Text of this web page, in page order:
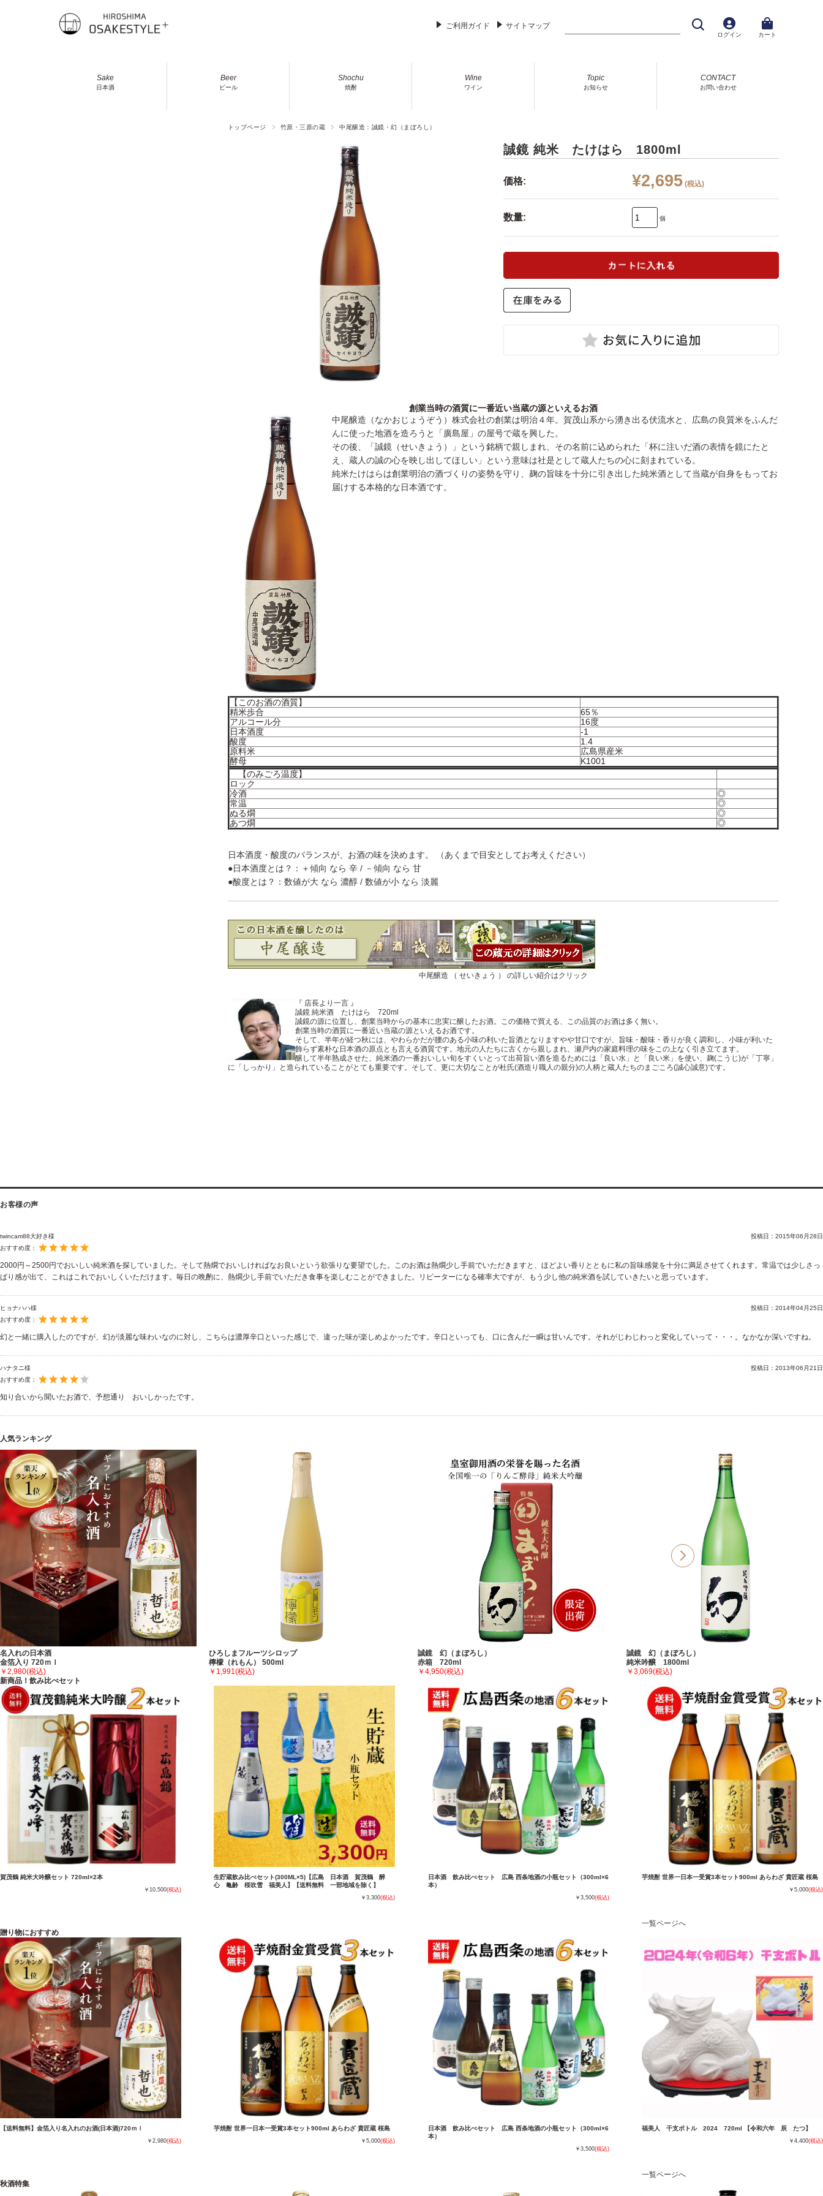
ご利用ガイド サイトマップ
ログイン カート
Sake
日本酒
Beer
ビール
Shochu
焼酎
Wine
ワイン
Topic
お知らせ
CONTACT
お問い合わせ
トップページ 竹原・三原の蔵 中尾醸造：誠鏡・幻（まぼろし）
誠鏡 純米 たけはら 1800ml
価格: ¥2,695 (税込)
数量: 個
創業当時の酒質に一番近い当蔵の源といえるお酒
中尾醸造（なかおじょうぞう）株式会社の創業は明治４年。賀茂山系から湧き出る伏流水と、広島の良質米をふんだ
んに使った地酒を造ろうと「廣島屋」の屋号で蔵を興した。
その後、「誠鏡（せいきょう）」という銘柄で親しまれ、その名前に込められた「杯に注いだ酒の表情を鏡にたと
え、蔵人の誠の心を映し出してほしい」という意味は社是として蔵人たちの心に刻まれている。
純米たけはらは創業明治の酒づくりの姿勢を守り、麹の旨味を十分に引き出した純米酒として当蔵が自身をもってお
届けする本格的な日本酒です。
【このお酒の酒質】
精米歩合
65％
アルコール分
16度
日本酒度
-1
酸度
1.4
原料米
広島県産米
酵母
K1001
【のみごろ温度】
ロック
冷酒
◎
常温
◎
ぬる燗
◎
あつ燗
◎
日本酒度・酸度のバランスが、お酒の味を決めます。 （あくまで目安としてお考えください）
●日本酒度とは？：＋傾向 なら 辛 / －傾向 なら 甘
●酸度とは？：数値が大 なら 濃醇 / 数値が小 なら 淡麗
中尾醸造 （ せいきょう ） の詳しい紹介はクリック
『 店長より一言 』
誠鏡 純米酒 たけはら 720ml
誠鏡の源に位置し、創業当時からの基本に忠実に醸したお酒。この価格で買える、この品質のお酒は多く無い。
創業当時の酒質に一番近い当蔵の源といえるお酒です。
そして、半年が経つ秋には、やわらかだが腰のある小味の利いた旨酒となりますやや甘口ですが、旨味・酸味・香りが良く調和し、小味が利いた
飾らず素朴な日本酒の原点とも言える酒質です。地元の人たちに古くから親しまれ、瀬戸内の家庭料理の味をこの上なく引き立てます。
醸して半年熟成させた、純米酒の一番おいしい旬をすくいとって出荷旨い酒を造るためには「良い水」と「良い米」を使い、麹(こうじ)が「丁寧」
に「しっかり」と造られていることがとても重要です。そして、更に大切なことが杜氏(酒造り職人の親分)の人柄と蔵人たちのまごころ(誠心誠意)です。
お客様の声
twincam88大好き様 投稿日： 2015年06月28日
おすすめ度：
2000円～2500円でおいしい純米酒を探していました。そして熱燗でおいしければなお良いという欲張りな要望でした。このお酒は熱燗少し手前でいただきますと、ほどよい香りとともに私の旨味感覚を十分に満足させてくれます。常温では少しさっ
ぱり感が出て、これはこれでおいしくいただけます。毎日の晩酌に、熱燗少し手前でいただき食事を楽しむことができました。リピーターになる確率大ですが、もう少し他の純米酒を試していきたいと思っています。
ヒョナハハ様 投稿日： 2014年04月25日
おすすめ度：
幻と一緒に購入したのですが、幻が淡麗な味わいなのに対し、こちらは濃厚辛口といった感じで、違った味が楽しめよかったです。辛口といっても、口に含んだ一瞬は甘いんです。それがじわじわっと変化していって・・・。なかなか深いですね。
ハナタニ様 投稿日： 2013年06月21日
おすすめ度：
知り合いから聞いたお酒で、予想通り おいしかったです。
人気ランキング
名入れの日本酒
金箔入り 720ｍｌ
￥2,980(税込)
ひろしまフルーツシロップ
檸檬（れもん） 500ml
￥1,991(税込)
誠鏡 幻（まぼろし）
赤箱 720ml
￥4,950(税込)
誠鏡 幻（まぼろし）
純米吟醸 1800ml
￥3,069(税込)
新商品！飲み比べセット
賀茂鶴 純米大吟醸セット 720ml×2本
￥10,500(税込)
生貯蔵飲み比べセット(300ML×5)【広島 日本酒 賀茂鶴 醉
心 亀齢 桜吹雪 福美人】【送料無料 一部地域を除く】
￥3,300(税込)
日本酒 飲み比べセット 広島 西条地酒の小瓶セット（300ml×6
本）
￥3,500(税込)
芋焼酎 世界一日本一受賞3本セット900ml あらわざ 貴匠蔵 桜島
￥5,000(税込)
一覧ページへ
贈り物におすすめ
【送料無料】金箔入り名入れのお酒(日本酒)720ｍｌ
￥2,980(税込)
芋焼酎 世界一日本一受賞3本セット900ml あらわざ 貴匠蔵 桜島
￥5,000(税込)
日本酒 飲み比べセット 広島 西条地酒の小瓶セット（300ml×6
本）
￥3,500(税込)
福美人 干支ボトル 2024 720ml 【令和六年 辰 たつ】
￥4,400(税込)
一覧ページへ
秋酒特集